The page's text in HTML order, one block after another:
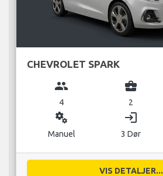
CHEVROLET SPARK
group
4
business_center
2
miscellaneous_services
Manuel
login
3 Dør
VIS DETALJER...